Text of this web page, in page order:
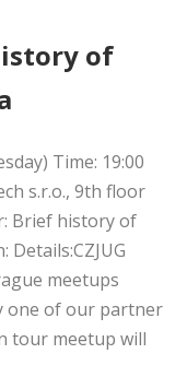
of
Time: 19:00
s.r.o., 9th floor
Brief history of
meetups
one of our partner
tour meetup will